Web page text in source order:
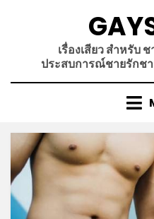
เรื่องเสียว สำหรับ
ประสบการณ์ชายรักชา